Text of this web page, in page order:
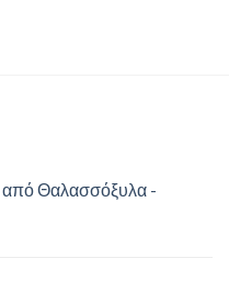
από Θαλασσόξυλα -